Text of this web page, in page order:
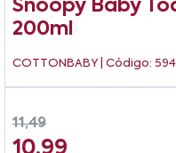
Snoopy Baby
200ml
COTTONBABY | Código:
11,49
10,99